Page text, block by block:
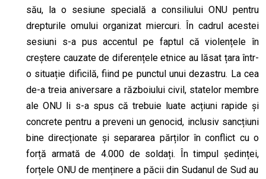
său, la o sesiune specială a consiliului ONU pentru
drepturile omului organizat miercuri. În cadrul acestei
sesiuni s-a pus accentul pe faptul că violențele în
creștere cauzate de diferențele etnice au lăsat țara într-
o situație dificilă, fiind pe punctul unui dezastru. La cea
de-a treia aniversare a războiului civil, statelor membre
ale ONU li s-a spus că trebuie luate acțiuni rapide și
concrete pentru a preveni un genocid, inclusiv sancțiuni
bine direcționate și separarea părților în conflict cu o
forță armată de 4.000 de soldați. În timpul ședinței,
forțele ONU de menținere a păcii din Sudanul de Sud au